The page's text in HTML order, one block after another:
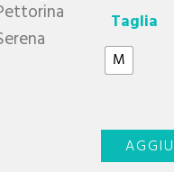
Taglia
M
Pettorina
in